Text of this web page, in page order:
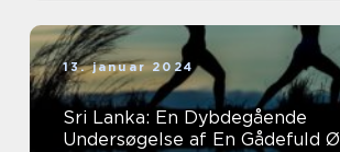
13. januar 2024
Sri Lanka: En Dybdegående
Undersøgelse af En Gådefuld Ø